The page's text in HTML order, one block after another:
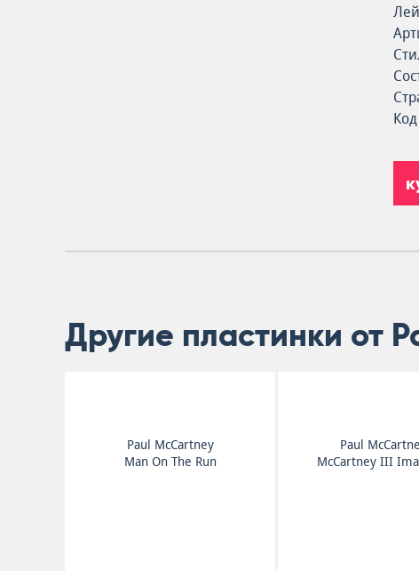
Другие пластинки от
Paul McCartney
Man On The Run
Paul
McCartney III